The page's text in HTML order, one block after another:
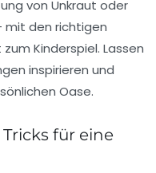
von Unkraut oder
mit den richtigen
Kinderspiel. Lassen
inspirieren und
Oase.
für eine